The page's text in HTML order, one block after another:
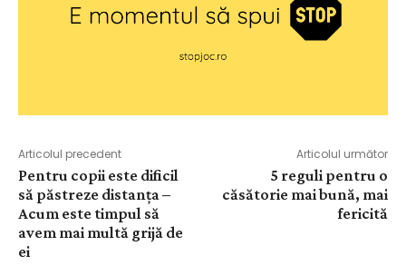
Articolul precedent
Pentru copii este dificil
să păstreze distanța –
Acum este timpul să
avem mai multă grijă de
ei
Articolul următor
5 reguli pentru o
căsătorie mai bună, mai
fericită